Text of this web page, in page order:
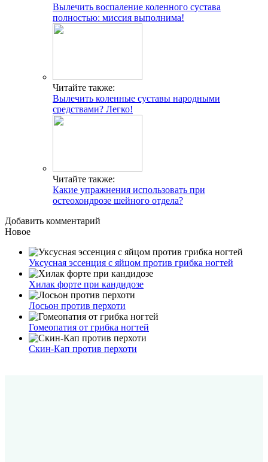
Вылечить воспаление коленного сустава
полностью: миссия выполнима!
Читайте также:
Вылечить коленные суставы народными
средствами? Легко!
Читайте также:
Какие упражнения использовать при
остеохондрозе шейного отдела?
Добавить комментарий
Новое
Уксусная эссенция с яйцом против грибка ногтей
Хилак форте при кандидозе
Лосьон против перхоти
Гомеопатия от грибка ногтей
Скин-Кап против перхоти